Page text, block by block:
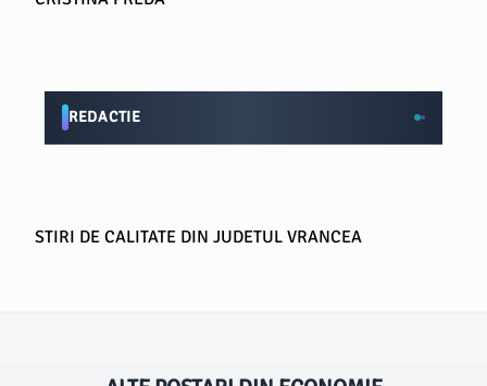
REDACTIE
STIRI DE CALITATE DIN JUDETUL VRANCEA